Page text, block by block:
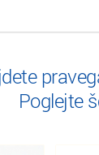
Poglejte